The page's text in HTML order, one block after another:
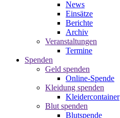
News
Einsätze
Berichte
Archiv
Veranstaltungen
Termine
Spenden
Geld spenden
Online-Spende
Kleidung spenden
Kleidercontainer
Blut spenden
Blutspende